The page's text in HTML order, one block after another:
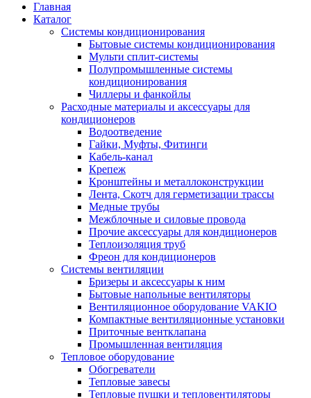
Главная
Каталог
Системы кондиционирования
Бытовые системы кондиционирования
Мульти сплит-системы
Полупромышленные системы
кондиционирования
Чиллеры и фанкойлы
Расходные материалы и аксессуары для
кондиционеров
Водоотведение
Гайки, Муфты, Фитинги
Кабель-канал
Крепеж
Кронштейны и металлоконструкции
Лента, Скотч для герметизации трассы
Медные трубы
Межблочные и силовые провода
Прочие аксессуары для кондиционеров
Теплоизоляция труб
Фреон для кондиционеров
Системы вентиляции
Бризеры и аксессуары к ним
Бытовые напольные вентиляторы
Вентиляционное оборудование VAKIO
Компактные вентиляционные установки
Приточные вентклапана
Промышленная вентиляция
Тепловое оборудование
Обогреватели
Тепловые завесы
Тепловые пушки и тепловентиляторы